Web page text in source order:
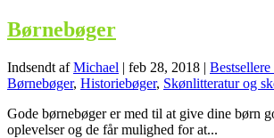
Børnebøger
Indsendt afMichael | feb 28, 2018 |
Børnebøger, Historiebøger, Skønlitteratur og
Gode børnebøger er med til at give dine børn
oplevelser og de får mulighed for at...